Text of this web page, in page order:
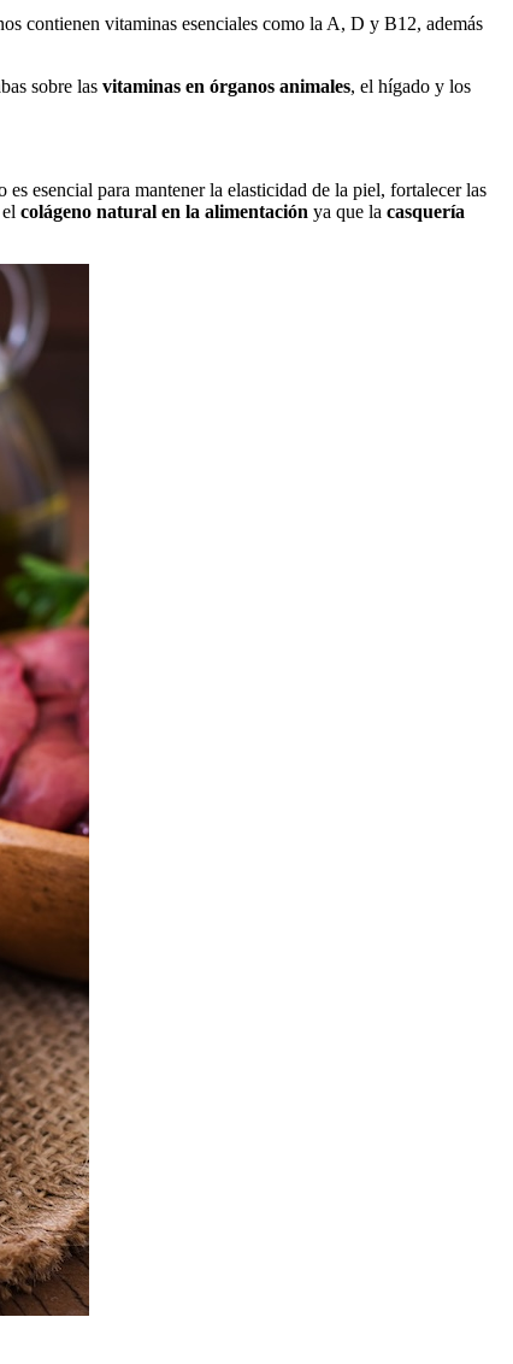
contienen vitaminas esenciales como la A, D y B12, además
sobre las vitaminas en órganos animales, el hígado y los
esencial para mantener la elasticidad de la piel, fortalecer las
colágeno natural en la alimentación ya que la casquería